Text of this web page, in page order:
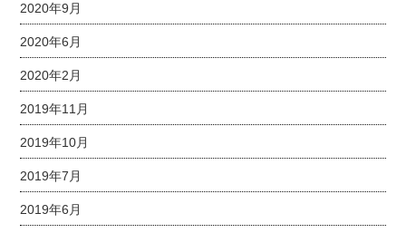
2020年9月
2020年6月
2020年2月
2019年11月
2019年10月
2019年7月
2019年6月